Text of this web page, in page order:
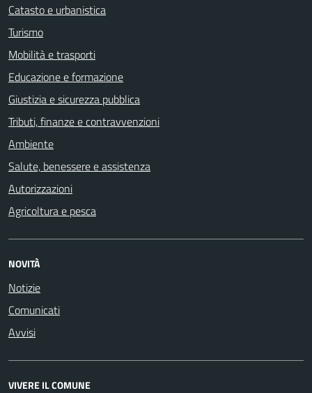
Catasto e urbanistica
Turismo
Mobilità e trasporti
Educazione e formazione
Giustizia e sicurezza pubblica
Tributi, finanze e contravvenzioni
Ambiente
Salute, benessere e assistenza
Autorizzazioni
Agricoltura e pesca
NOVITÀ
Notizie
Comunicati
Avvisi
VIVERE IL COMUNE